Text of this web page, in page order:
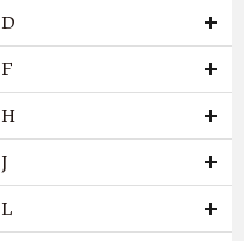
D
F
H
J
L